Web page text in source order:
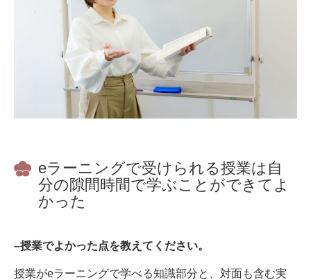
eラーニングで受けられる授業は自
分の隙間時間で学ぶことができてよ
かった
–授業でよかった点を教えてください。
授業がeラーニングで学べる知識部分と、対面も含む実